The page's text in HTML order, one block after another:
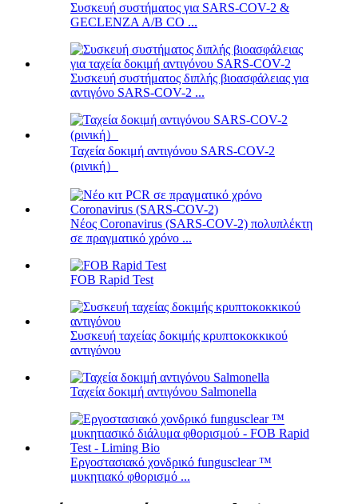
Συσκευή συστήματος για SARS-COV-2 &
GECLENZA A/B CO ...
Συσκευή συστήματος διπλής βιοασφάλειας για
αντιγόνο SARS-COV-2 ...
Ταχεία δοκιμή αντιγόνου SARS-COV-2
(ρινική）
Νέος Coronavirus (SARS-COV-2) πολυπλέκτη
σε πραγματικό χρόνο ...
FOB Rapid Test
Συσκευή ταχείας δοκιμής κρυπτοκοκκικού
αντιγόνου
Ταχεία δοκιμή αντιγόνου Salmonella
Εργοστασιακό χονδρικό fungusclear ™
μυκητιακό φθορισμό ...